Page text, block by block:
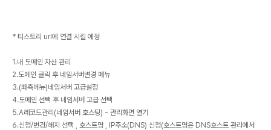
* 티스토리 url에 연결 시킬 예정
1.내 도메인 자산 관리
2.도메인 클릭 후 네임서버변경 메뉴
3.(좌측메뉴)네임서버 고급설정
4.도메인 선택 후 네임서버 고급 선택
5.A레코드관리(네임서버 호스팅) - 관리화면 열기
6.신청/변경/해지 선택 , 호스트명 , IP주소(DNS) 신청(호스트명은 DNS호스트 관리에서